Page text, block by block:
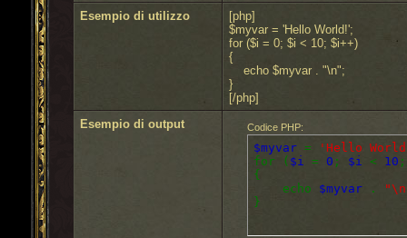
Esempio di utilizzo
[php]
$myvar = 'Hello World!';
for ($i = 0; $i < 10; $i++)
{
echo $myvar . "\n";
}
[/php]
Esempio di output
Codice PHP:
$myvar=
'Hello
for ( $i= 0 ; $i < 10
{
echo $myvar .
}